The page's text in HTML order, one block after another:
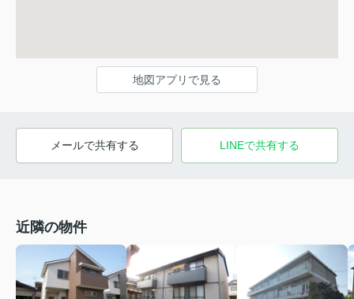
地図アプリで見る
メールで共有する LINEで共有する
近隣の物件